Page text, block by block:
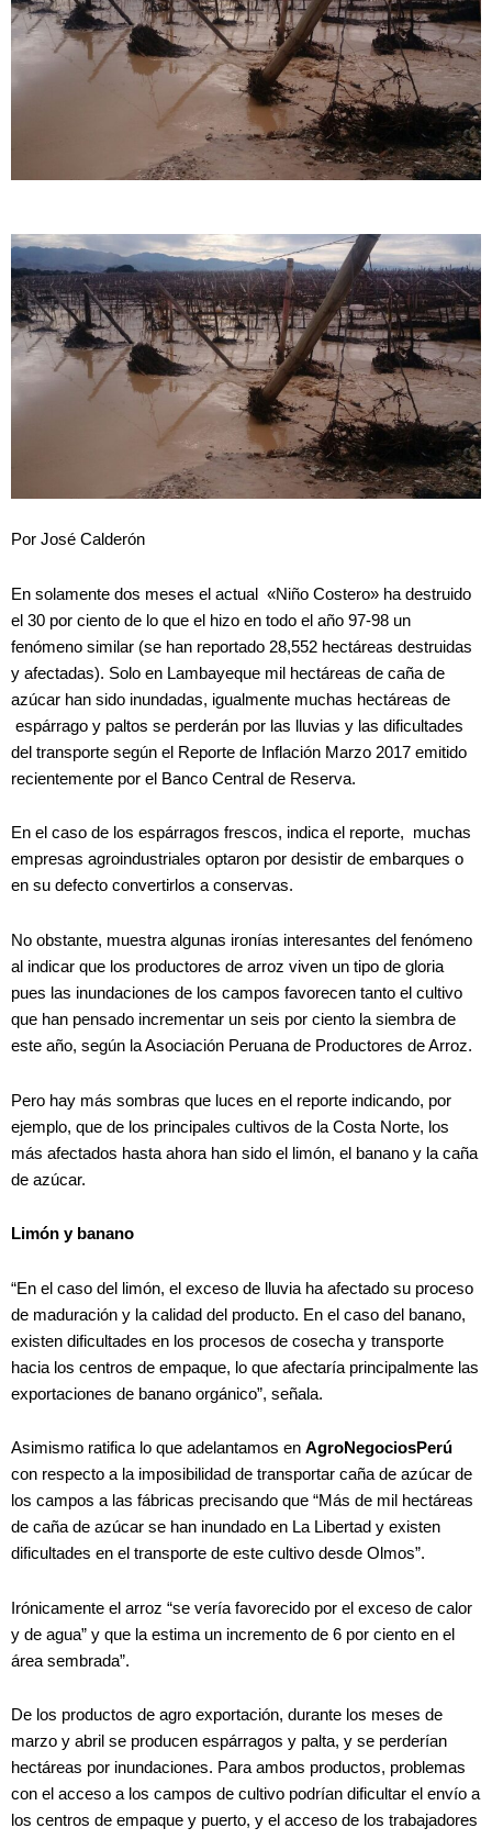
Por José Calderón
En solamente dos meses el actual «Niño Costero» ha destruido
el 30 por ciento de lo que el hizo en todo el año 97-98 un
fenómeno similar (se han reportado 28,552 hectáreas destruidas
y afectadas). Solo en Lambayeque mil hectáreas de caña de
azúcar han sido inundadas, igualmente muchas hectáreas de
espárrago y paltos se perderán por las lluvias y las dificultades
del transporte según el Reporte de Inflación Marzo 2017 emitido
recientemente por el Banco Central de Reserva.
En el caso de los espárragos frescos, indica el reporte, muchas
empresas agroindustriales optaron por desistir de embarques o
en su defecto convertirlos a conservas.
No obstante, muestra algunas ironías interesantes del fenómeno
al indicar que los productores de arroz viven un tipo de gloria
pues las inundaciones de los campos favorecen tanto el cultivo
que han pensado incrementar un seis por ciento la siembra de
este año, según la Asociación Peruana de Productores de Arroz.
Pero hay más sombras que luces en el reporte indicando, por
ejemplo, que de los principales cultivos de la Costa Norte, los
más afectados hasta ahora han sido el limón, el banano y la caña
de azúcar.
Limón y banano
“En el caso del limón, el exceso de lluvia ha afectado su proceso
de maduración y la calidad del producto. En el caso del banano,
existen dificultades en los procesos de cosecha y transporte
hacia los centros de empaque, lo que afectaría principalmente las
exportaciones de banano orgánico”, señala.
Asimismo ratifica lo que adelantamos en AgroNegociosPerú
con respecto a la imposibilidad de transportar caña de azúcar de
los campos a las fábricas precisando que “Más de mil hectáreas
de caña de azúcar se han inundado en La Libertad y existen
dificultades en el transporte de este cultivo desde Olmos”.
Irónicamente el arroz “se vería favorecido por el exceso de calor
y de agua” y que la estima un incremento de 6 por ciento en el
área sembrada”.
De los productos de agro exportación, durante los meses de
marzo y abril se producen espárragos y palta, y se perderían
hectáreas por inundaciones. Para ambos productos, problemas
con el acceso a los campos de cultivo podrían dificultar el envío a
los centros de empaque y puerto, y el acceso de los trabajadores